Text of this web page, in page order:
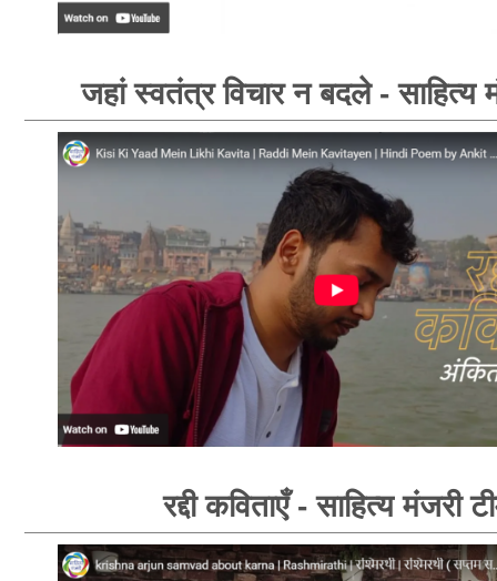
जहां स्वतंत्र विचार न बदले - साहित्य
रद्दी कविताएँ - साहित्य मंजरी